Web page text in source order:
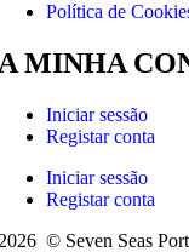
Política de
MINHA
Iniciar sessão
Registar conta
Iniciar sessão
Registar conta
© Seven Seas